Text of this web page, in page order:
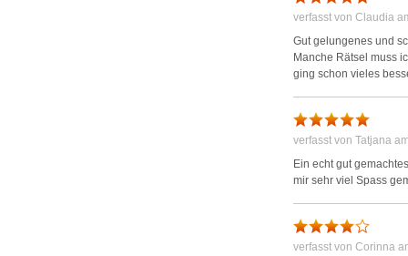
es gibt eine Vielzahl
Alles also wie üblich.
Nachlese –
ist die Geschichte
wofür sie Artefakte
Istanbul findet
dass auch er in dem
ganz am Ende trifft sie
für das gesamte Spiel
sein soll. Viele Dinge
wieder geladen ist –
dann helfen soll, ein
verfasst von Claudia
Gut gelungenes und
Manche Rätsel muss
ging schon vieles
verfasst von Tatjana
Ein echt gut
mir sehr viel Spass
verfasst von Corinna